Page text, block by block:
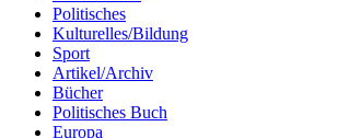
Politisches
Kulturelles/Bildung
Sport
Artikel/Archiv
Bücher
Politisches Buch
Europa